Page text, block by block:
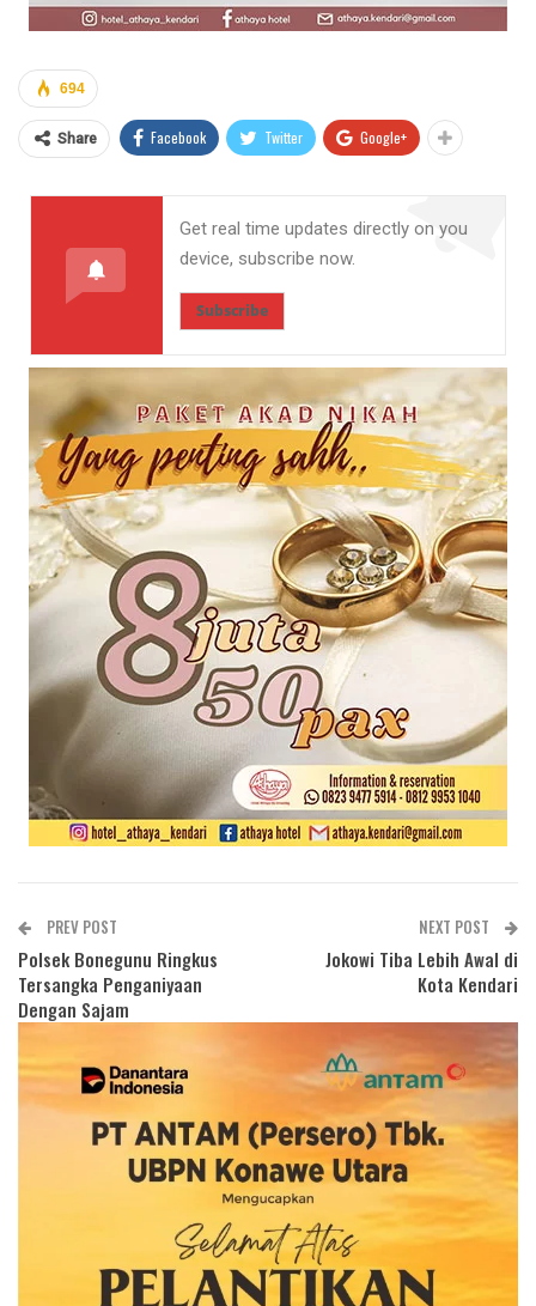
694
Share Facebook Twitter Google+
Get real time updates directly on you
device, subscribe now.
Subscribe
PREV POST
Polsek Bonegunu Ringkus
Tersangka Penganiyaan
Dengan Sajam
NEXT POST
Jokowi Tiba Lebih Awal di
Kota Kendari